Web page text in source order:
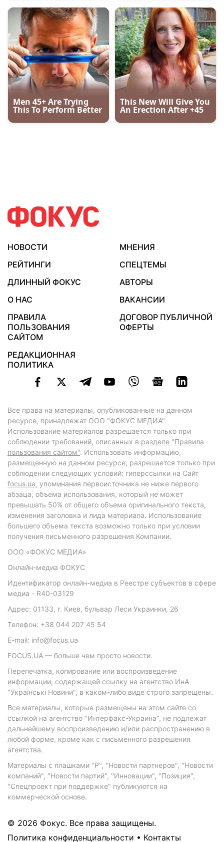
НОВОСТИ
МНЕНИЯ
РЕЙТИНГИ
СПЕЦТЕМЫ
ДЛИННЫЙ ФОКУС
АВТОРЫ
О НАС
ВАКАНСИИ
ПРАВИЛА
ПОЛЬЗОВАНИЯ
САЙТОМ
ДОГОВОР ПУБЛИЧНОЙ
ОФЕРТЫ
РЕДАКЦИОННАЯ
ПОЛИТИКА
Все права на материалы, опубликованные на данном
ресурсе, принадлежат ООО "ФОКУС МЕДИА".
Использование материалов разрешается только при
соблюдении требований, описанных в разделе "Правила
пользования сайтом". Использовать информацию,
размещенную на данном ресурсе, разрешается только при
соблюдении следующих условий: гиперссылки на Сайт
focus.ua, упоминания первоисточника не ниже первого
абзаца, объема использования, который не может
превышать 50% от общего объема оригинального текста,
изменения заголовка и лида материала. Использование
большего объема текста возможно только при условии
получения письменного разрешения Компании.
ООО «ФОКУС МЕДИА»
Онлайн-медиа ФОКУС
Идентификатор онлайн-медиа в Реестре субъектов в сфере
медиа - R40-03129
Адрес: 01133, г. Киев, бульвар Леси Украинки, 26
Телефон: +38 044 207 45 54
E-mail: info@focus.ua
FOCUS.UA — больше чем просто новости.
Перепечатка, копирование или воспроизведение
информации, содержащей ссылку на агентство ИнА
"Українські Новини", в каком-либо виде строго запрещены.
Все материалы, которые размещены на этом сайте со
ссылкой на агентство "Интерфакс-Украина", не подлежат
дальнейшему воспроизведению и/или распространению в
любой форме, кроме как с письменного разрешения
агентства.
Материалы с плашками "Р", "Новости партнеров", "Новости
компаний", "Новости партий", "Инновации", "Позиция",
"Спецпроект при поддержке" публикуются на
коммерческой основе.
© 2026 Фокус. Все права защищены.
Политика конфиденциальности • Контакты